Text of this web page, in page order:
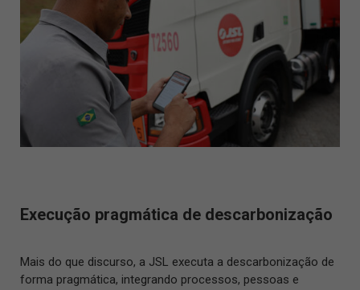
Execução pragmática de descarbonização
Mais do que discurso, a JSL executa a descarbonização de
forma pragmática, integrando processos, pessoas e